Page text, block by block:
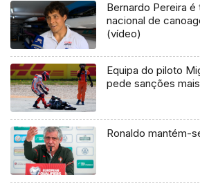
Bernardo Pereira
nacional de
(vídeo)
Equipa do piloto
pede sanções
Ronaldo mantém-